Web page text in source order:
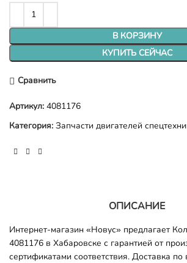
В КОРЗИНУ
КУПИТЬ СЕЙЧАС
Сравнить
Артикул: 4081176
Категория: Запчасти двигателей
ОПИСАНИЕ
Интернет-магазин «Новус» предлагает
4081176 в Хабаровске с гарантией от
сертификатами соответствия. Доставка по